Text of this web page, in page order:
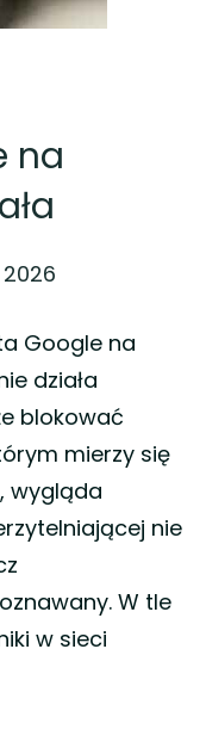
na
Google na
działa
blokować
mierzy się
wygląda
nie
W tle
w sieci